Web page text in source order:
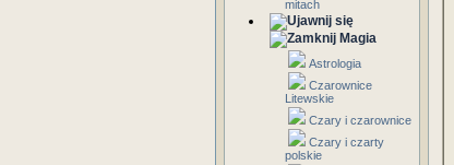
mitach
Magia
Astrologia
Czarownice
Litewskie
Czary i czarownice
Czary i czarty
polskie